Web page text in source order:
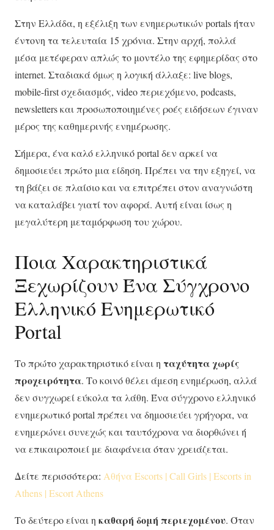
Στην Ελλάδα, η εξέλιξη των ενημερωτικών portals ήταν
έντονη τα τελευταία 15 χρόνια. Στην αρχή, πολλά
μέσα μετέφεραν απλώς το μοντέλο της εφημερίδας στο
internet. Σταδιακά όμως η λογική άλλαξε: live blogs,
mobile-first σχεδιασμός, video περιεχόμενο, podcasts,
newsletters και προσωποποιημένες ροές ειδήσεων έγιναν
μέρος της καθημερινής ενημέρωσης.
Σήμερα, ένα καλό ελληνικό portal δεν αρκεί να
δημοσιεύει πρώτο μια είδηση. Πρέπει να την εξηγεί, να
τη βάζει σε πλαίσιο και να επιτρέπει στον αναγνώστη
να καταλάβει γιατί τον αφορά. Αυτή είναι ίσως η
μεγαλύτερη μεταμόρφωση του χώρου.
Ποια Χαρακτηριστικά
Ξεχωρίζουν Ένα Σύγχρονο
Ελληνικό Ενημερωτικό
Portal
Το πρώτο χαρακτηριστικό είναι η ταχύτητα χωρίς
προχειρότητα. Το κοινό θέλει άμεση ενημέρωση, αλλά
δεν συγχωρεί εύκολα τα λάθη. Ένα σύγχρονο ελληνικό
ενημερωτικό portal πρέπει να δημοσιεύει γρήγορα, να
ενημερώνει συνεχώς και ταυτόχρονα να διορθώνει ή
να επικαιροποιεί με διαφάνεια όταν χρειάζεται.
Δείτε περισσότερα: Αθήνα Εscorts | Call Girls | Escorts in
Athens | Escort Athens
Το δεύτερο είναι η καθαρή δομή περιεχομένου. Όταν